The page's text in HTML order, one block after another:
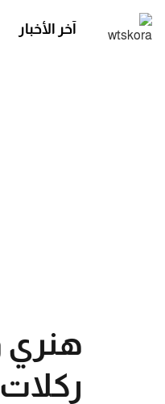
آخر الأخبار
هنري
ركلات